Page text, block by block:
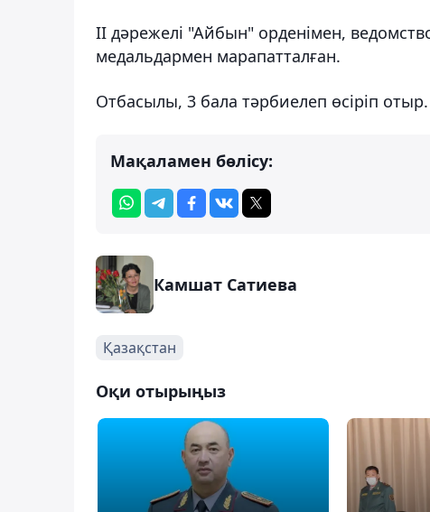
II дәрежелі "Айбын" орденімен,
медальдармен марапатталған.
Отбасылы, 3 бала тәрбиелеп өсіріп отыр.
Мақаламен бөлісу:
Камшат Сатиева
Қазақстан
Оқи отырыңыз